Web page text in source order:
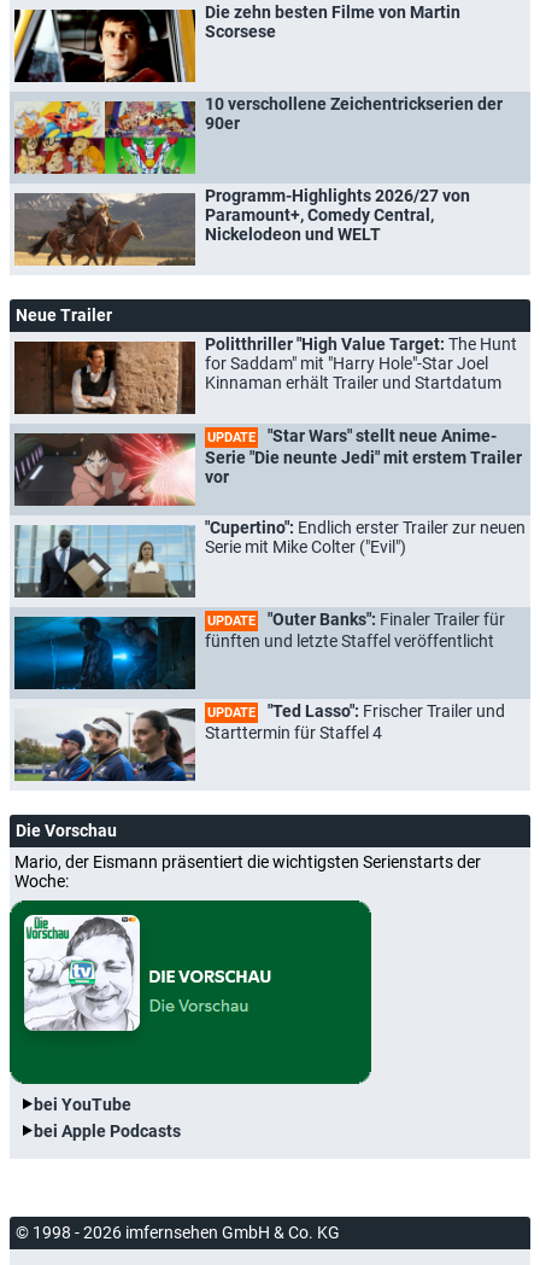
Die zehn besten Filme von Martin
Scorsese
10 verschollene Zeichentrickserien der
90er
Programm-Highlights 2026/27 von
Paramount+, Comedy Central,
Nickelodeon und WELT
Neue Trailer
Politthriller "High Value Target: The Hunt
for Saddam" mit "Harry Hole"-Star Joel
Kinnaman erhält Trailer und Startdatum
UPDATE
"Star Wars" stellt neue Anime-
Serie "Die neunte Jedi" mit erstem Trailer
vor
"Cupertino": Endlich erster Trailer zur neuen
Serie mit Mike Colter ("Evil")
UPDATE "Outer Banks": Finaler Trailer für
fünften und letzte Staffel veröffentlicht
UPDATE "Ted Lasso": Frischer Trailer und
Starttermin für Staffel 4
Die Vorschau
Mario, der Eismann präsentiert die wichtigsten Serienstarts der
Woche:
bei YouTube
bei Apple Podcasts
© 1998 - 2026 imfernsehen GmbH & Co. KG